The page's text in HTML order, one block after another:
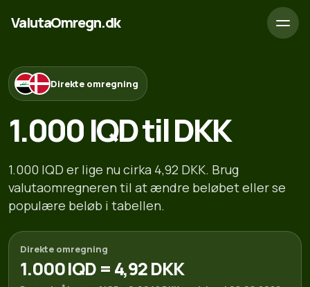
ValutaOmregn.dk
Direkte omregning
1.000 IQD til DKK
1.000 IQD er lige nu cirka 4,92 DKK. Brug
valutaomregneren til at ændre beløbet eller se
populære beløb i tabellen.
Direkte omregning
1.000 IQD = 4,92 DKK